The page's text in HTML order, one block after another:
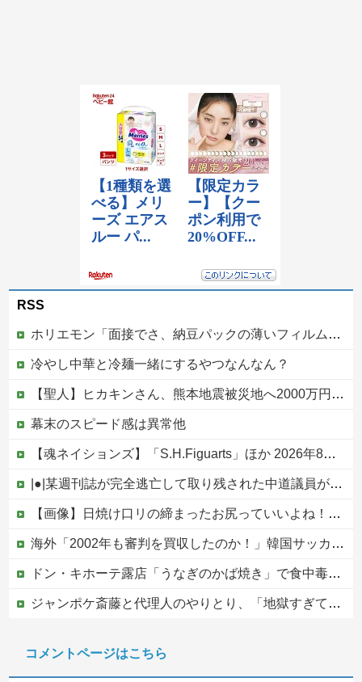
RSS
ホリエモン「面接でさ、納豆パックの薄いフィルムって何のために入っていの？って聞くわけ」
冷やし中華と冷麺一緒にするやつなんなん？
【聖人】ヒカキンさん、熊本地震被災地へ2000万円の寄付！
幕末のスピード感は異常他
【魂ネイションズ】「S.H.Figuarts」ほか 2026年8月発売商品【スケジュール公開】
|●|某週刊誌が完全逃亡して取り残された中道議員が絶体絶命の窮地、「今度は宏池会に矛先を向けたか……」と節操の無さに呆れる人が続出
【画像】日焼け口リの締まったお尻っていいよね！ｗｗｗｗｗ
海外「2002年も審判を買収したのか！」韓国サッカー協会による国際試合の審判買収が発覚し大騒ぎ！【海外の反応】
ドン・キホーテ露店「うなぎのかば焼き」で食中毒 男女14人が発熱や腹痛など訴え…サルモネラ属の菌検出
ジャンポケ斎藤と代理人のやりとり、「地獄すぎて完全にコントになってる……」と衝撃を受ける人が続出中
【ヤバい】100件以上の窃盗をしたトルコ国籍の男3人を逮捕 #移民 #外国人
コメントページはこちら